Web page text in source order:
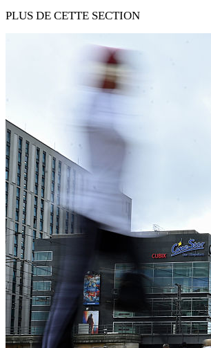
PLUS DE CETTE SECTION